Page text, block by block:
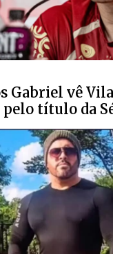
Gabriel vê
título da